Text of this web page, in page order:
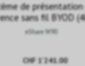
de
sans fil BYOD
eShare W90
CHF 1’241.00